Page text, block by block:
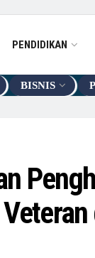
PENDIDIKAN
BISNIS